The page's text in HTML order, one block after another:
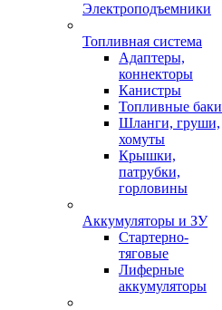
Электроподъемники
Топливная система
Адаптеры,
коннекторы
Канистры
Топливные баки
Шланги, груши,
хомуты
Крышки,
патрубки,
горловины
Аккумуляторы и ЗУ
Стартерно-
тяговые
Лиферные
аккумуляторы